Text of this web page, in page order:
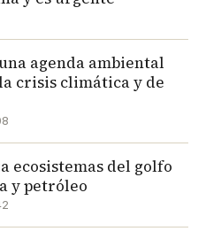
agenda ambiental
crisis climática y de
ecosistemas del golfo
y petróleo